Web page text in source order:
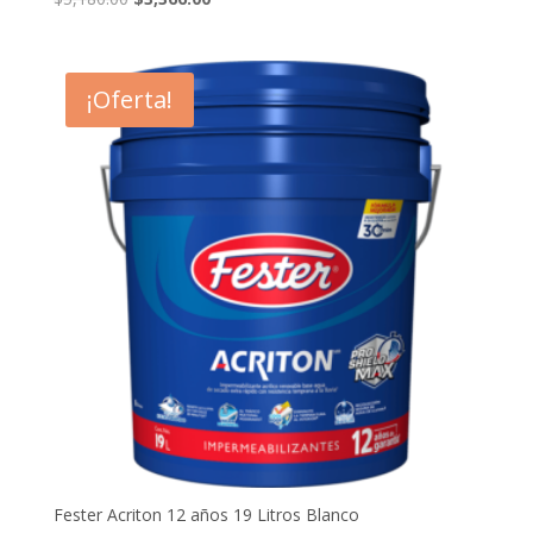
era:
$5,180.00.$3,366.00.
¡Oferta!
Fester Acriton 12 años 19 Litros Blanco